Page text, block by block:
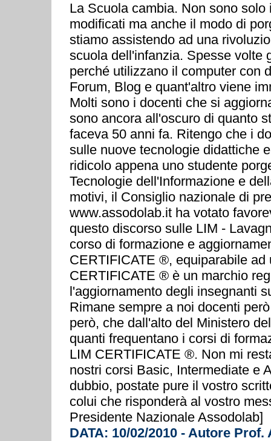
La Scuola cambia. Non sono
modificati ma anche il modo di
stiamo assistendo ad una
scuola dell'infanzia. Spesse volte
perché utilizzano il computer con
Forum, Blog e quant'altro viene
Molti sono i docenti che si
sono ancora all'oscuro di quanto
faceva 50 anni fa. Ritengo che i
sulle nuove tecnologie didattiche
ridicolo appena uno studente
Tecnologie dell'Informazione e
motivi, il Consiglio nazionale di
www.assodolab.it ha votato
questo discorso sulle LIM -
corso di formazione e
CERTIFICATE ®, equiparabile
CERTIFICATE ® è un marchio
l'aggiornamento degli insegnanti
Rimane sempre a noi docenti
però, che dall'alto del Ministero
quanti frequentano i corsi di
LIM CERTIFICATE ®. Non mi
nostri corsi Basic, Intermediate e
dubbio, postate pure il vostro
colui che risponderà al vostro
Presidente Nazionale Assodolab]
DATA: 10/02/2010 - Autore